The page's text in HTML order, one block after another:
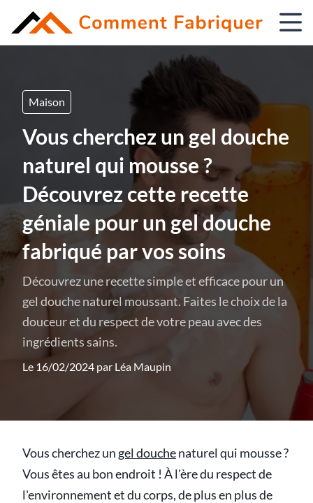
Maison
Vous cherchez un gel douche
naturel qui mousse ?
Découvrez cette recette
géniale pour un gel douche
fabriqué par vos soins
Découvrez une recette simple et efficace pour un
gel douche naturel moussant. Faites le choix de la
douceur et du respect de votre peau avec des
ingrédients sains.
Le 16/02/2024 par Léa Maupin
Vous cherchez un gel douchenaturel qui mousse ?
Vous êtes au bon endroit ! À l'ère du respect de
l'environnement et du corps, de plus en plus de